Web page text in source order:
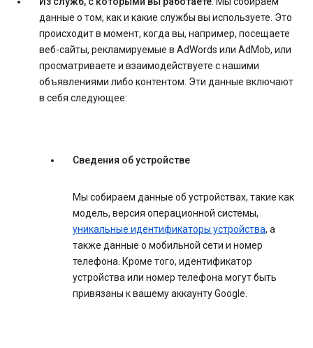
данные о том, как и какие службы вы используете. Это
происходит в момент, когда вы, например, посещаете
веб-сайты, рекламируемые в AdWords или AdMob, или
просматриваете и взаимодействуете с нашими
объявлениями либо контентом. Эти данные включают
в себя следующее:
Сведения об устройстве
Мы собираем данные об устройствах, такие как
модель, версия операционной системы,
уникальные идентификаторы устройства, а
также данные о мобильной сети и номер
телефона. Кроме того, идентификатор
устройства или номер телефона могут быть
привязаны к вашему аккаунту Google.